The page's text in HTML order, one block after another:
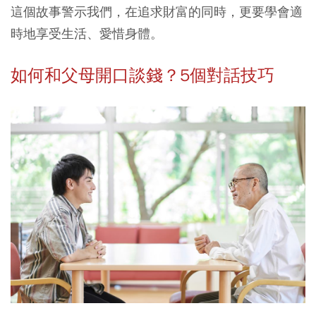
這個故事警示我們，在追求財富的同時，更要學會適
時地享受生活、愛惜身體。
如何和父母開口談錢？5個對話技巧